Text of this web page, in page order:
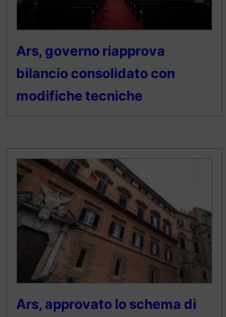
Ars, governo riapprova
bilancio consolidato con
modifiche tecniche
Ars, approvato lo schema di